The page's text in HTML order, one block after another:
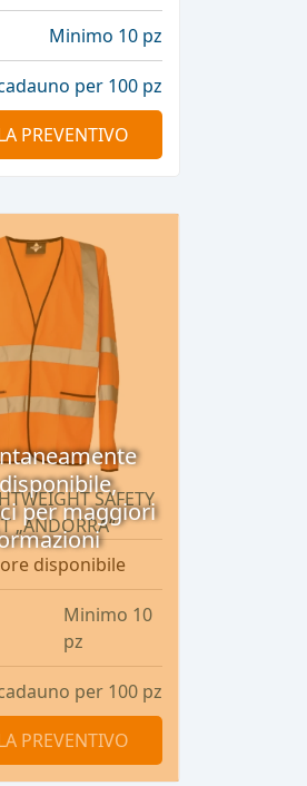
Minimo 10 pz
per 100 pz
PREVENTIVO
per maggiori
SAFETY
„ANDORRA“
disponibile
Minimo 10
pz
per 100 pz
PREVENTIVO